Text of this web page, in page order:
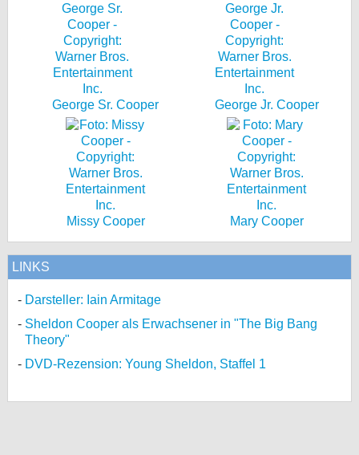
George Sr. Cooper George Jr. Cooper
Missy Cooper Mary Cooper
LINKS
Darsteller: Iain Armitage
Sheldon Cooper als Erwachsener in "The Big Bang
Theory"
DVD-Rezension: Young Sheldon, Staffel 1